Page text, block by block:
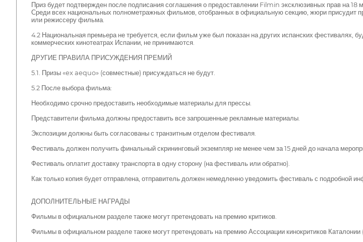
Приз будет подтвержден после подписания соглашения о предоставлении Filmin эксклюзивных прав на 18
Среди всех национальных полнометражных фильмов, отобранных в официальную секцию, жюри
или режиссеру фильма.
4.2 Национальная премьера не требуется, если фильм уже был показан на других испанских
коммерческих кинотеатрах Испании, не принимаются.
ДРУГИЕ ПРАВИЛА ПРИСУЖДЕНИЯ ПРЕМИЙ
5.1. Призы «ex aequo» (совместные) присуждаться не будут.
5.2 После выбора фильма:
Необходимо срочно предоставить необходимые материалы для прессы.
Представители фильма должны предоставить все запрошенные рекламные материалы.
Экспозиции должны быть согласованы с транзитным отделом фестиваля.
Фестиваль должен получить финальный скрининговый экземпляр не менее чем за 15 дней до начала
Фестиваль оплатит доставку транспорта в одну сторону (на фестиваль или обратно).
Как только копия будет отправлена, отправитель должен немедленно уведомить фестиваль с подробной
ДОПОЛНИТЕЛЬНЫЕ НАГРАДЫ
Фильмы в официальном разделе также могут претендовать на премию критиков.
Фильмы в официальном разделе также могут претендовать на премию Ассоциации кинокритиков Каталонии